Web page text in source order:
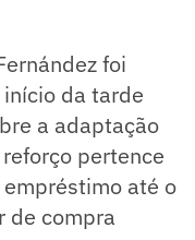
foi
da tarde
a adaptação
pertence
empréstimo até o
de compra